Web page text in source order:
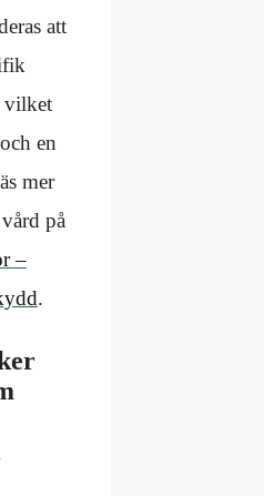
att
vilket
en
mer
på
–
.